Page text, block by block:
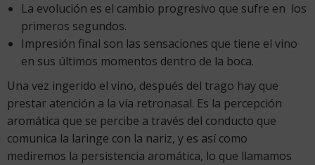
La evolución es el cambio progresivo que sufre en los
primeros segundos.
Impresión final son las sensaciones que tiene el vino
en sus últimos momentos dentro de la boca.
Una vez ingerido el vino, después del trago hay que
prestar atención a la vía retronasal. Es la percepción
aromática que se percibe a través del conducto que
comunica la laringe con la nariz, y es así como
mediremos la persistencia aromática, lo que llamamos